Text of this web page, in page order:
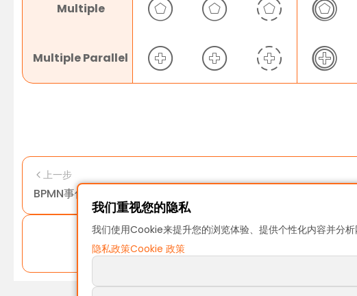
Multiple
Multiple Parallel
上一步
BPMN事件全解析
我们重视您的隐私
我们使用Cookie来提升您的浏览体验、提供个性化内容并分
隐私政策Cookie 政策